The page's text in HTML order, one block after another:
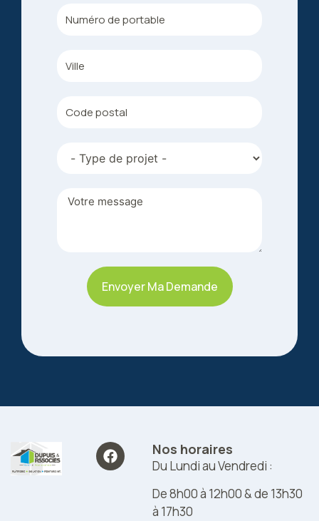
Envoyer Ma Demande
Nos horaires
Du Lundi au Vendredi :
De 8h00 à 12h00 & de 13h30
à 17h30